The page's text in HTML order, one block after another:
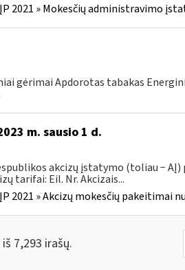
2021 » Mokesčių administravimo
gėrimai Apdorotas tabakas
m. sausio 1 d.
akcizų įstatymo (toliau − AĮ)
tarifai: Eil. Nr. Akcizais...
2021 » Akcizų mokesčių pakeitimai
7,293 irašų.